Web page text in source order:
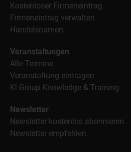
Kostenloser Firmeneintrag
Firmeneintrag verwalten
Handelsnamen
Veranstaltungen
Alle Termine
Veranstaltung eintragen
KI Group Knowledge & Training
Newsletter
Newsletter kostenlos abonnieren
Newsletter empfehlen